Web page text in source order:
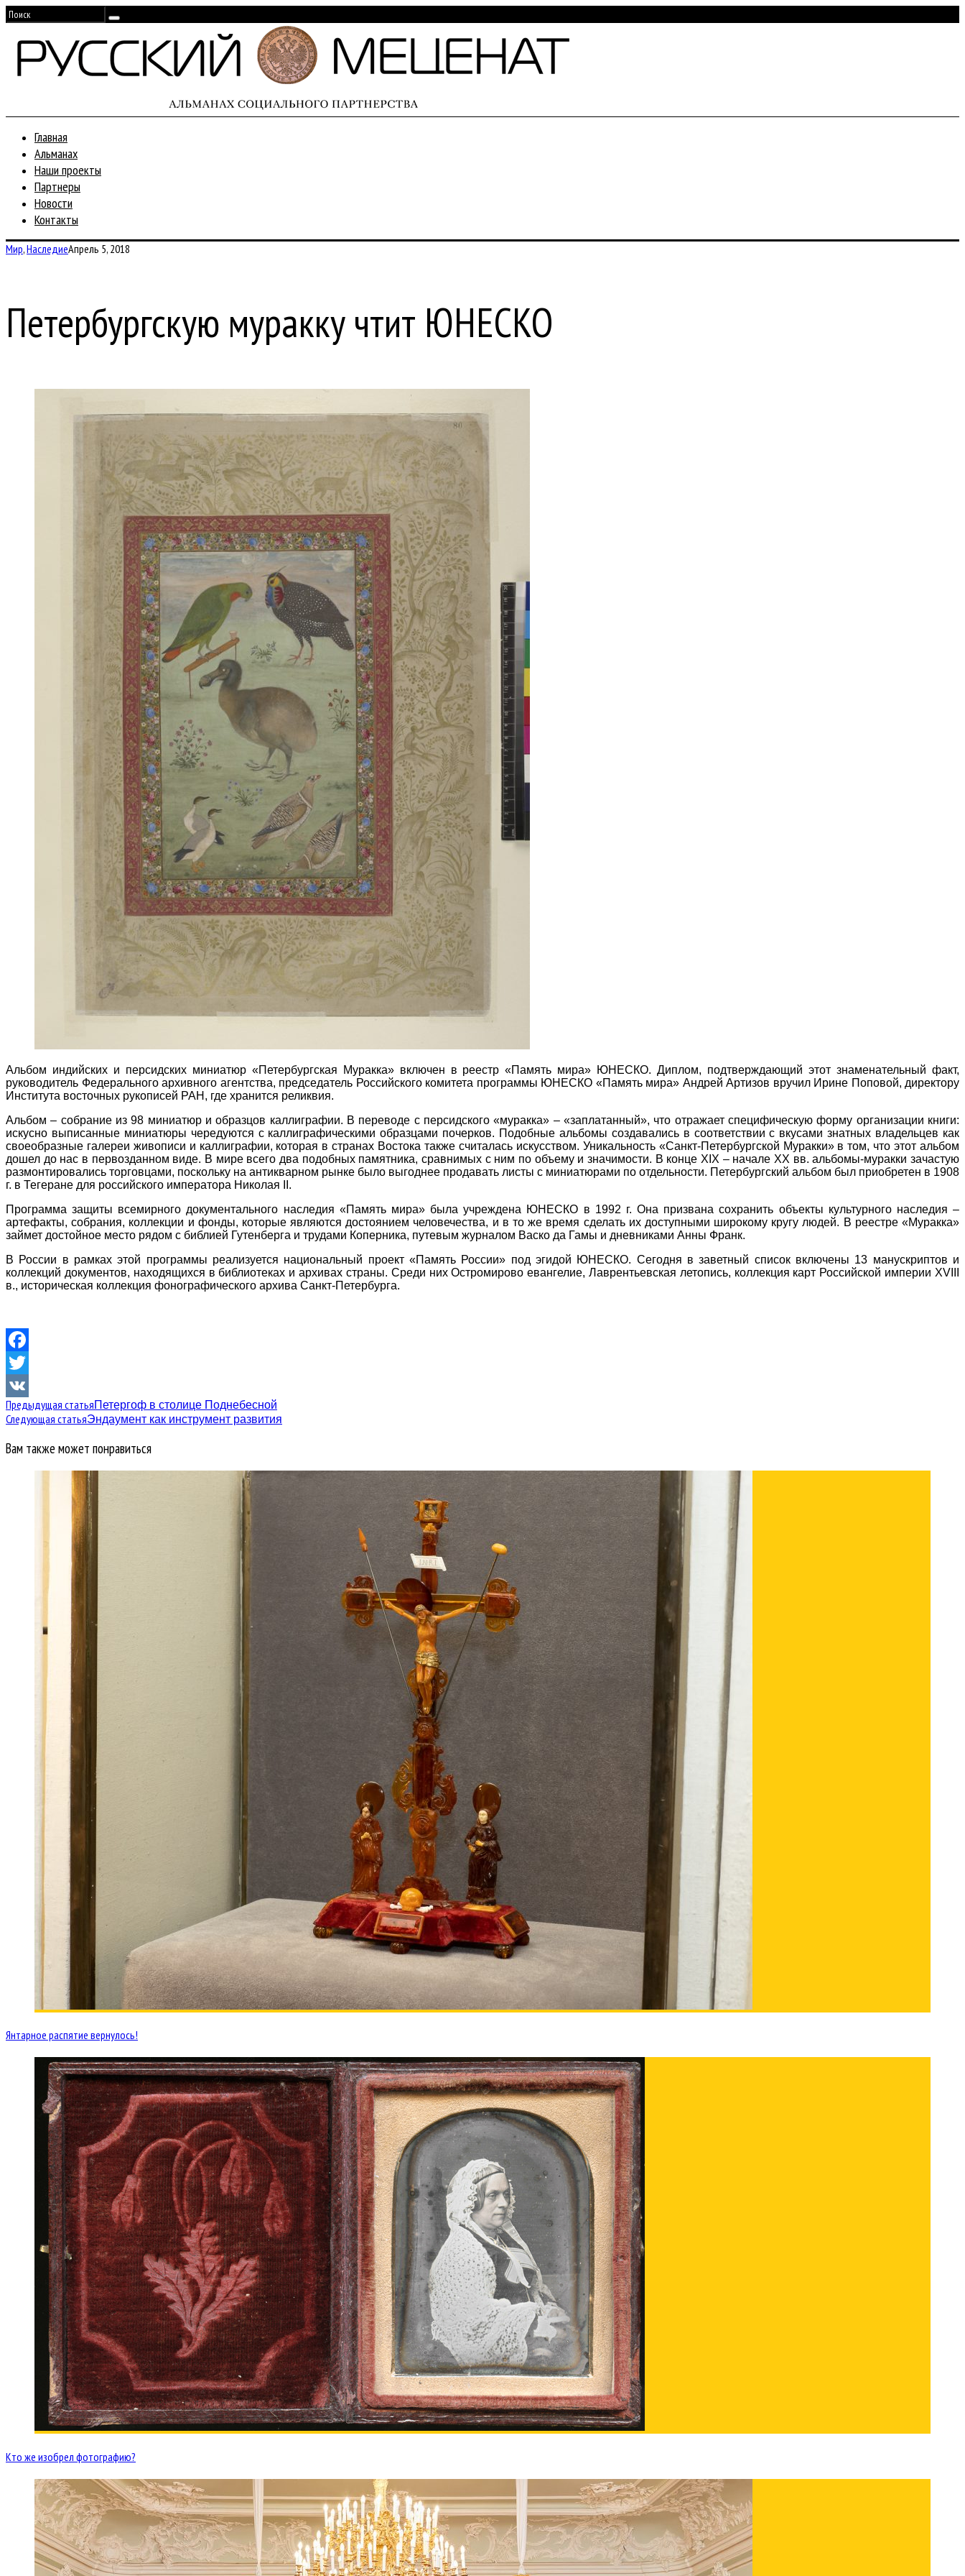
Главная
Альманах
Наши проекты
Партнеры
Новости
Контакты
Мир,НаследиеАпрель 5, 2018
Петербургскую муракку чтит ЮНЕСКО
Альбом индийских и персидских миниатюр «Петербургская Муракка» включен в реестр «Память мира» ЮНЕСКО. Диплом, подтверждающий этот знаменательный факт,
руководитель Федерального архивного агентства, председатель Российского комитета программы ЮНЕСКО «Память мира» Андрей Артизов вручил Ирине Поповой, директору
Института восточных рукописей РАН, где хранится реликвия.
Альбом – собрание из 98 миниатюр и образцов каллиграфии. В переводе с персидского «муракка» – «заплатанный», что отражает специфическую форму организации книги:
искусно выписанные миниатюры чередуются с каллиграфическими образцами почерков. Подобные альбомы создавались в соответствии с вкусами знатных владельцев как
своеобразные галереи живописи и каллиграфии, которая в странах Востока также считалась искусством. Уникальность «Санкт-Петербургской Муракки» в том, что этот альбом
дошел до нас в первозданном виде. В мире всего два подобных памятника, сравнимых с ним по объему и значимости. В конце XIX – начале XX вв. альбомы-муракки зачастую
размонтировались торговцами, поскольку на антикварном рынке было выгоднее продавать листы с миниатюрами по отдельности. Петербургский альбом был приобретен в 1908
г. в Тегеране для российского императора Николая II.
Программа защиты всемирного документального наследия «Память мира» была учреждена ЮНЕСКО в 1992 г. Она призвана сохранить объекты культурного наследия –
артефакты, собрания, коллекции и фонды, которые являются достоянием человечества, и в то же время сделать их доступными широкому кругу людей. В реестре «Муракка»
займет достойное место рядом с библией Гутенберга и трудами Коперника, путевым журналом Васко да Гамы и дневниками Анны Франк.
В России в рамках этой программы реализуется национальный проект «Память России» под эгидой ЮНЕСКО. Сегодня в заветный список включены 13 манускриптов и
коллекций документов, находящихся в библиотеках и архивах страны. Среди них Остромирово евангелие, Лаврентьевская летопись, коллекция карт Российской империи XVIII
в., историческая коллекция фонографического архива Санкт-Петербурга.
Facebook
Twitter
VK
Предыдущая статьяПетергоф в столице Поднебесной
Следующая статьяЭндаумент как инструмент развития
Вам также может понравиться
Янтарное распятие вернулось!
Кто же изобрел фотографию?